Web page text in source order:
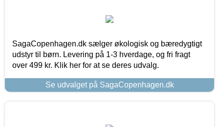
SagaCopenhagen.dk sælger økologisk og bæredygtigt
udstyr til børn. Levering på 1-3 hverdage, og fri fragt
over 499 kr. Klik her for at se deres udvalg.
Se udvalget på SagaCopenhagen.dk